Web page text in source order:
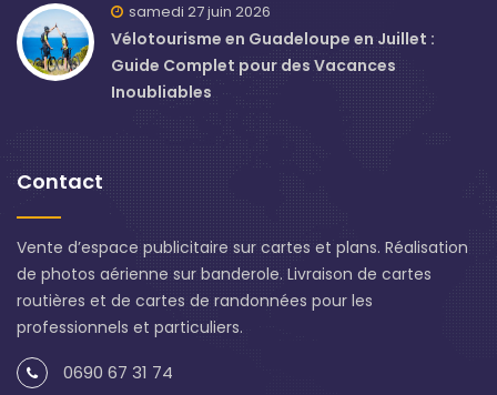
samedi 27 juin 2026
Vélotourisme en Guadeloupe en Juillet :
Guide Complet pour des Vacances
Inoubliables
Contact
Vente d’espace publicitaire sur cartes et plans. Réalisation
de photos aérienne sur banderole. Livraison de cartes
routières et de cartes de randonnées pour les
professionnels et particuliers.
0690 67 31 74